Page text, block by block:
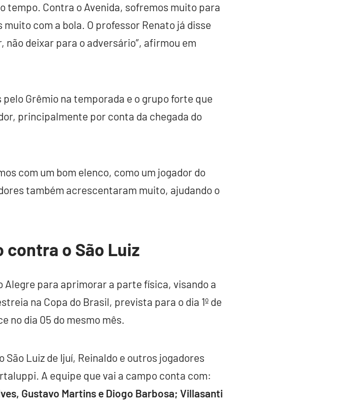
tempo. Contra o Avenida, sofremos muito para
com a bola. O professor Renato já disse
deixar para o adversário”, afirmou em
Grêmio na temporada e o grupo forte que
principalmente por conta da chegada do
com um bom elenco, como um jogador do
também acrescentaram muito, ajudando o
contra o São Luiz
para aprimorar a parte física, visando a
na Copa do Brasil, prevista para o dia 1º de
no dia 05 do mesmo mês.
Luiz de Ijuí, Reinaldo e outros jogadores
A equipe que vai a campo conta com:
Gustavo Martins e Diogo Barbosa; Villasanti